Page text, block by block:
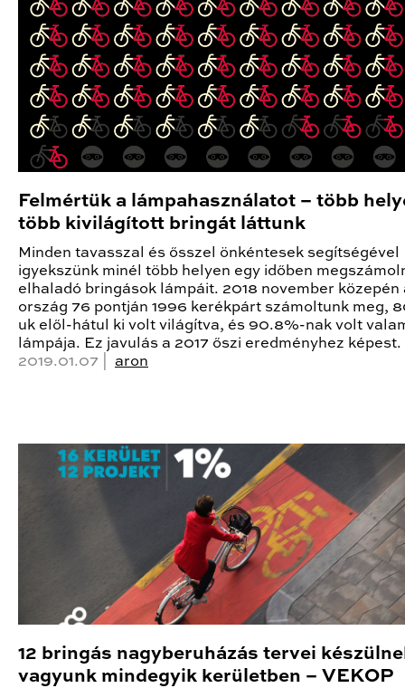
Felmértük a lámpahasználatot – több
több kivilágított bringát láttunk
Minden tavasszal és ősszel önkéntesek segítségével
igyekszünk minél több helyen egy időben
elhaladó bringások lámpáit. 2018 november közepén
ország 76 pontján 1996 kerékpárt számoltunk meg,
uk elől-hátul ki volt világítva, és 90.8%-nak volt
lámpája. Ez javulás a 2017 őszi eredményhez képest.
2019.01.07 | aron
12 bringás nagyberuházás tervei
vagyunk mindegyik kerületben – VEKOP